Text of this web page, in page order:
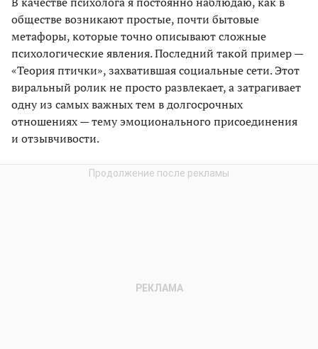
обществе возникают простые, почти бытовые
метафоры, которые точно описывают сложные
психологические явления. Последний такой пример —
«Теория птички», захватившая социальные сети. Этот
виральный ролик не просто развлекает, а затрагивает
одну из самых важных тем в долгосрочных
отношениях — тему эмоционального присоединения
и отзывчивости.